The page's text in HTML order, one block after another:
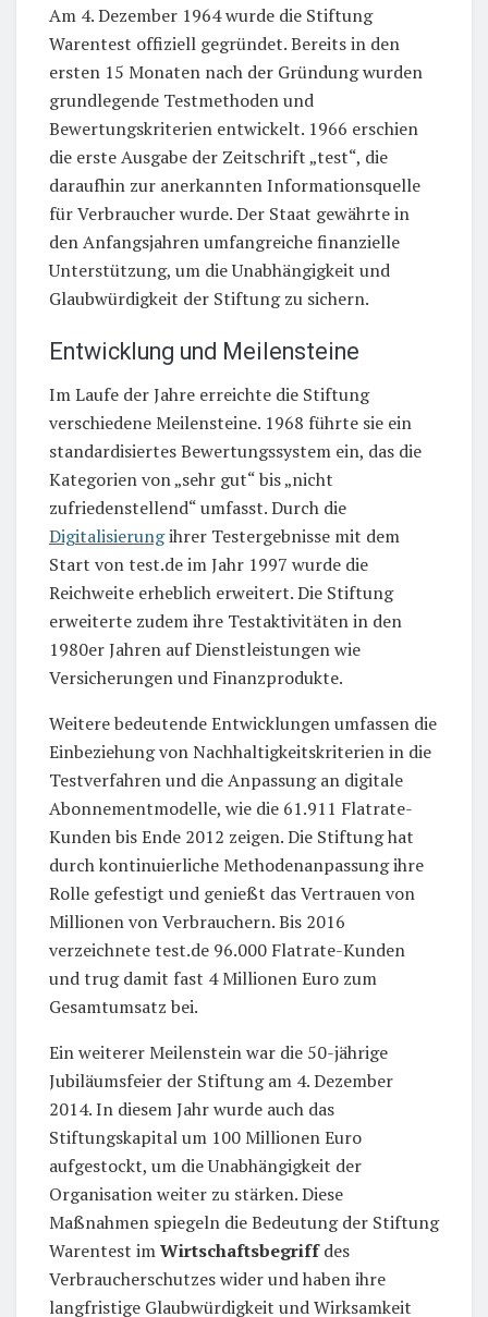
Am 4. Dezember 1964 wurde die Stiftung
Warentest offiziell gegründet. Bereits in den
ersten 15 Monaten nach der Gründung wurden
grundlegende Testmethoden und
Bewertungskriterien entwickelt. 1966 erschien
die erste Ausgabe der Zeitschrift „test“, die
daraufhin zur anerkannten Informationsquelle
für Verbraucher wurde. Der Staat gewährte in
den Anfangsjahren umfangreiche finanzielle
Unterstützung, um die Unabhängigkeit und
Glaubwürdigkeit der Stiftung zu sichern.
Entwicklung und Meilensteine
Im Laufe der Jahre erreichte die Stiftung
verschiedene Meilensteine. 1968 führte sie ein
standardisiertes Bewertungssystem ein, das die
Kategorien von „sehr gut“ bis „nicht
zufriedenstellend“ umfasst. Durch die
Digitalisierungihrer Testergebnisse mit dem
Start von test.de im Jahr 1997 wurde die
Reichweite erheblich erweitert. Die Stiftung
erweiterte zudem ihre Testaktivitäten in den
1980er Jahren auf Dienstleistungen wie
Versicherungen und Finanzprodukte.
Weitere bedeutende Entwicklungen umfassen die
Einbeziehung von Nachhaltigkeitskriterien in die
Testverfahren und die Anpassung an digitale
Abonnementmodelle, wie die 61.911 Flatrate-
Kunden bis Ende 2012 zeigen. Die Stiftung hat
durch kontinuierliche Methodenanpassung ihre
Rolle gefestigt und genießt das Vertrauen von
Millionen von Verbrauchern. Bis 2016
verzeichnete test.de 96.000 Flatrate-Kunden
und trug damit fast 4 Millionen Euro zum
Gesamtumsatz bei.
Ein weiterer Meilenstein war die 50-jährige
Jubiläumsfeier der Stiftung am 4. Dezember
2014. In diesem Jahr wurde auch das
Stiftungskapital um 100 Millionen Euro
aufgestockt, um die Unabhängigkeit der
Organisation weiter zu stärken. Diese
Maßnahmen spiegeln die Bedeutung der Stiftung
Warentest imWirtschaftsbegriffdes
Verbraucherschutzes wider und haben ihre
langfristige Glaubwürdigkeit und Wirksamkeit